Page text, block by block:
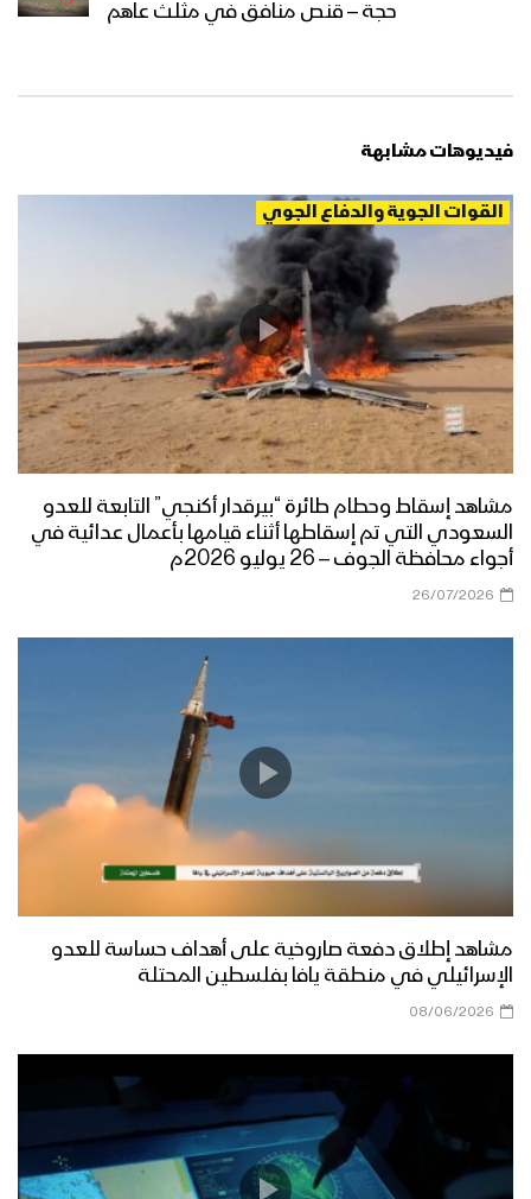
حجة – قنص منافق في مثلث عاهم
فيديوهات مشابهة
القوات الجوية والدفاع الجوي
مشاهد إسقاط وحطام طائرة “بيرقدار أكنجي” التابعة للعدو
السعودي التي تم إسقاطها أثناء قيامها بأعمال عدائية في
أجواء محافظة الجوف – 26 يوليو 2026م
26/07/2026
مشاهد إطلاق دفعة صاروخية على أهداف حساسة للعدو
الإسرائيلي في منطقة يافا بفلسطين المحتلة
08/06/2026